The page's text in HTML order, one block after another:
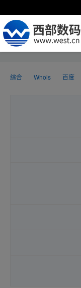
综合 Whois 百度